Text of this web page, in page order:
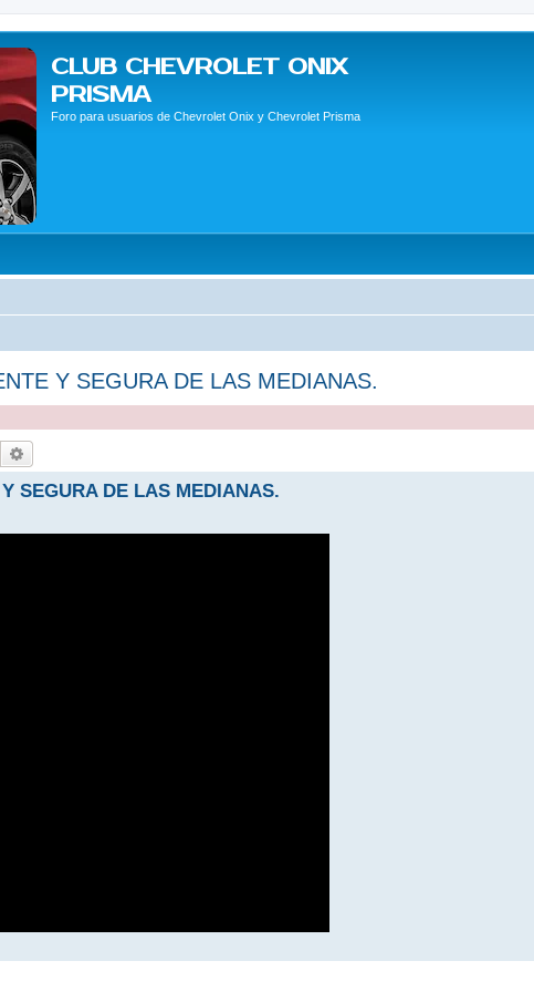
CLUB CHEVROLET ONIX
PRISMA
Foro para usuarios de Chevrolet Onix y Chevrolet Prisma
Y SEGURA DE LAS MEDIANAS.
Buscar
SEGURA DE LAS MEDIANAS.